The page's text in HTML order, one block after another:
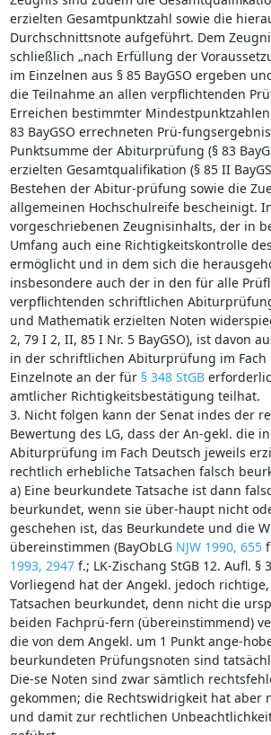
erzielten Gesamtpunktzahl sowie die
Durchschnittsnote aufgeführt. Dem
schließlich „nach Erfüllung der
im Einzelnen aus § 85 BayGSO ergeben
die Teilnahme an allen verpflichtenden
Erreichen bestimmter
83 BayGSO errechneten Prü-
Punktsumme der Abiturprüfung (§ 83
erzielten Gesamtqualifikation (§ 85 II
Bestehen der Abitur-prüfung sowie die
allgemeinen Hochschulreife bescheinigt.
vorgeschriebenen Zeugnisinhalts, der in
Umfang auch eine Richtigkeitskontrolle
ermöglicht und in dem sich die
insbesondere auch der in den für alle
verpflichtenden schriftlichen
und Mathematik erzielten Noten
2, 79 I 2, II, 85 I Nr. 5 BayGSO), ist davon
in der schriftlichen Abiturprüfung im Fach
Einzelnote an der für § 348 StGB
amtlicher Richtigkeitsbestätigung teilhat.
3. Nicht folgen kann der Senat indes der
Bewertung des LG, dass der An-gekl. die
Abiturprüfung im Fach Deutsch jeweils
rechtlich erhebliche Tatsachen falsch
a) Eine beurkundete Tatsache ist dann
beurkundet, wenn sie über-haupt nicht
geschehen ist, das Beurkundete und die
übereinstimmen (BayObLG NJW 1990, 655
1993, 2947f.; LK-Zischang StGB 12. Aufl. §
Vorliegend hat der Angekl. jedoch
Tatsachen beurkundet, denn nicht die
beiden Fachprü-fern (übereinstimmend)
die von dem Angekl. um 1 Punkt ange-
beurkundeten Prüfungsnoten sind
Die-se Noten sind zwar sämtlich
gekommen; die Rechtswidrigkeit hat aber
und damit zur rechtlichen